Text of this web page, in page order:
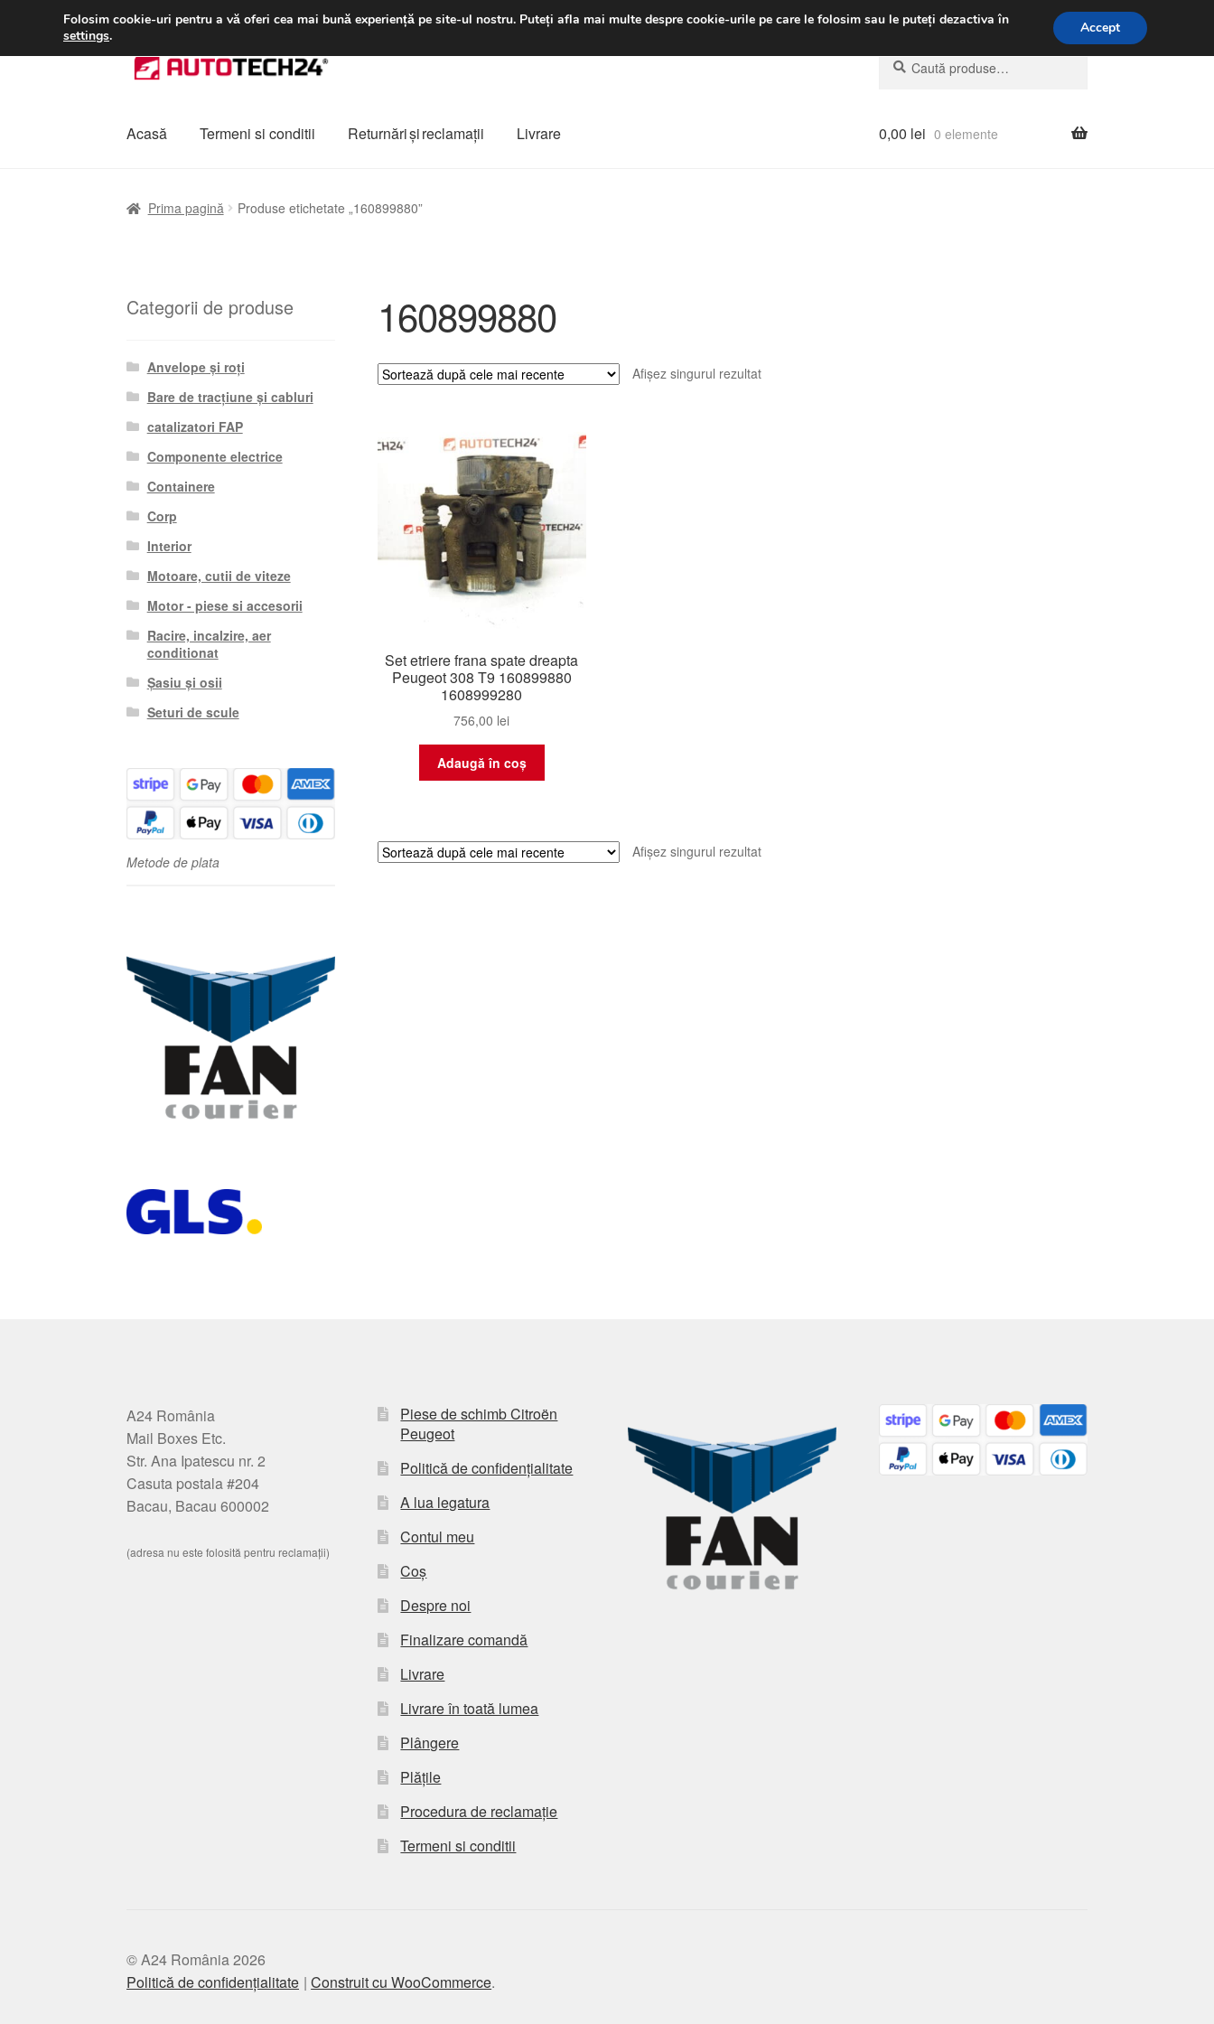
LIVRARE de la 33 lei luni-vineri 9 a.m. - 4 p.m.031 229 6816
Sari
la
Sari
la
Caută
după:
Caută
Acasă Termeni si conditii Returnări şi reclamații Livrare 0,00 lei 0 elemente
Prima pagină Produse etichetate „160899880”
160899880
Afișez singurul rezultat
Set etriere frana spate dreapta
Peugeot 308 T9 160899880
1608999280
756,00 lei
Adaugă în coș
Afișez singurul rezultat
Categorii de produse
Anvelope și roți
Bare de tracțiune și cabluri
catalizatori FAP
Componente electrice
Containere
Corp
Interior
Motoare, cutii de viteze
Motor - piese si accesorii
Racire, incalzire, aer
conditionat
Șasiu și osii
Seturi de scule
Metode de plata
A24 România
Mail Boxes Etc.
Str. Ana Ipatescu nr. 2
Casuta postala #204
Bacau, Bacau 600002
(adresa nu este folosită pentru reclamații)
Piese de schimb Citroën
Peugeot
Politică de confidențialitate
A lua legatura
Contul meu
Coș
Despre noi
Finalizare comandă
Livrare
Livrare în toată lumea
Plângere
Plățile
Procedura de reclamație
Termeni si conditii
© A24 România 2026
Politică de confidențialitate Construit cu WooCommerce.
Folosim cookie-uri pentru a vă oferi cea mai bună experiență pe site-ul nostru. Puteți afla mai multe despre cookie-urile pe care le folosim sau le puteți dezactiva în
settings. Accept